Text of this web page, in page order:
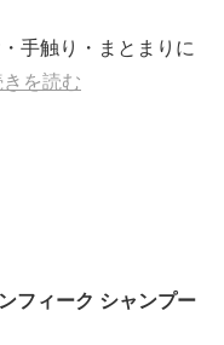
手触り・まとまりに
きを読む
フィーク シャンプー